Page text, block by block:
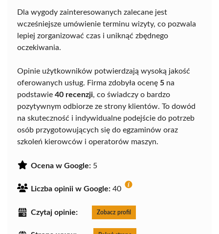
Dla wygody zainteresowanych zalecane jest
wcześniejsze umówienie terminu wizyty, co pozwala
lepiej zorganizować czas i uniknąć zbędnego
oczekiwania.
Opinie użytkowników potwierdzają wysoką jakość
oferowanych usług. Firma zdobyła ocenę 5 na
podstawie 40 recenzji, co świadczy o bardzo
pozytywnym odbiorze ze strony klientów. To dowód
na skuteczność i indywidualne podejście do potrzeb
osób przygotowujących się do egzaminów oraz
szkoleń kierowców i operatorów maszyn.
Ocena w Google: 5
Liczba opinii w Google: 40
Czytaj opinie: Zobacz profil